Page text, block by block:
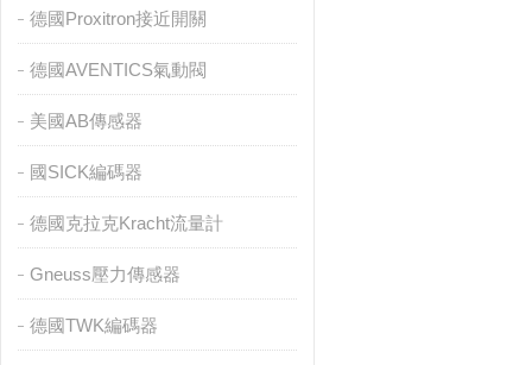
德國Proxitron接近開關
德國AVENTICS氣動閥
美國AB傳感器
國SICK編碼器
德國克拉克Kracht流量計
Gneuss壓力傳感器
德國TWK編碼器